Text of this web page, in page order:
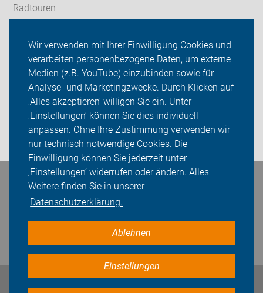
Wir verwenden mit Ihrer Einwilligung Cookies und
verarbeiten personenbezogene Daten, um externe
Medien (z.B. YouTube) einzubinden sowie für
Analyse- und Marketingzwecke. Durch Klicken auf
‚Alles akzeptieren‘ willigen Sie ein. Unter
‚Einstellungen‘ können Sie dies individuell
anpassen. Ohne Ihre Zustimmung verwenden wir
nur technisch notwendige Cookies. Die
Einwilligung können Sie jederzeit unter
‚Einstellungen‘ widerrufen oder ändern. Alles
Weitere finden Sie in unserer
Datenschutzerklärung.
Ablehnen
Einstellungen
Radtouren
Über uns
Sei dabei
Presse
Login
Bleiben Sie in Kontakt